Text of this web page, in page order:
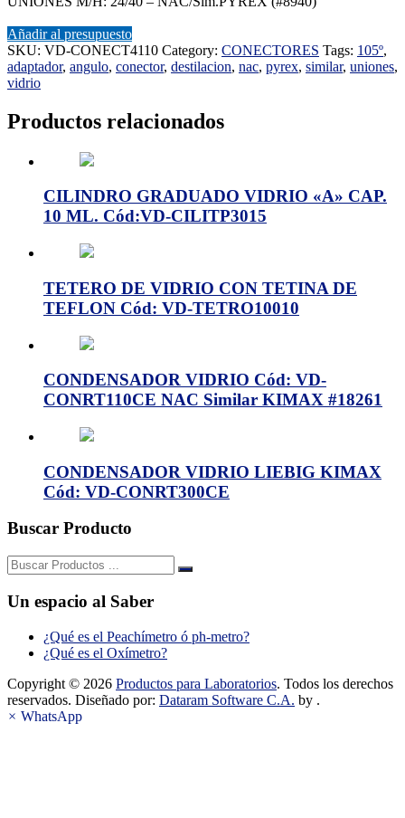
Añadir al presupuesto
SKU: VD-CONECT4110 Category: CONECTORES Tags: 105º,
adaptador, angulo, conector, destilacion, nac, pyrex, similar, uniones,
vidrio
Productos relacionados
CILINDRO GRADUADO VIDRIO «A» CAP.
10 ML. Cód:VD-CILITP3015
TETERO DE VIDRIO CON TETINA DE
TEFLON Cód: VD-TETRO10010
CONDENSADOR VIDRIO Cód: VD-
CONRT110CE NAC Similar KIMAX #18261
CONDENSADOR VIDRIO LIEBIG KIMAX
Cód: VD-CONRT300CE
Buscar Producto
Buscar:
Un espacio al Saber
¿Qué es el Peachímetro ó ph-metro?
¿Qué es el Oxímetro?
Copyright © 2026 Productos para Laboratorios. Todos los derechos
reservados. Diseñado por: Dataram Software C.A. by .
× WhatsApp